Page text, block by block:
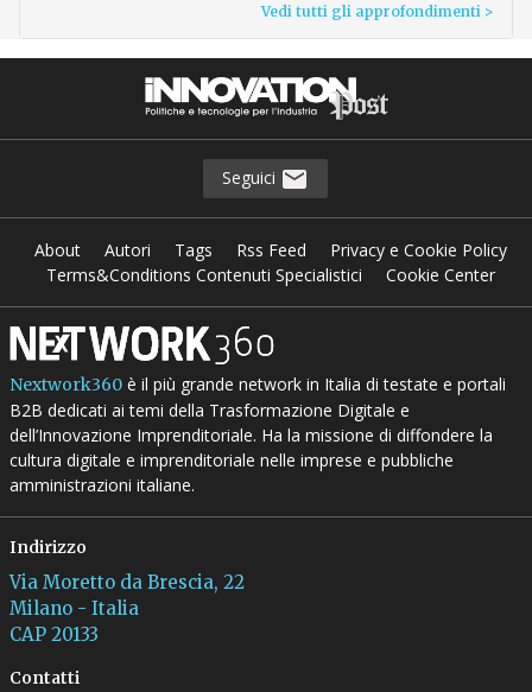
Vedi tutti gli approfondimenti >
Seguici
About Autori Tags Rss Feed
Privacy e Cookie Policy
Terms&Conditions Contenuti Specialistici
Cookie Center
Nextwork360è il più grande network in Italia di testate e portali
B2B dedicati ai temi della Trasformazione Digitale e
dell’Innovazione Imprenditoriale. Ha la missione di diffondere la
cultura digitale e imprenditoriale nelle imprese e pubbliche
amministrazioni italiane.
Indirizzo
Via Moretto da Brescia, 22
Milano - Italia
CAP 20133
Contatti